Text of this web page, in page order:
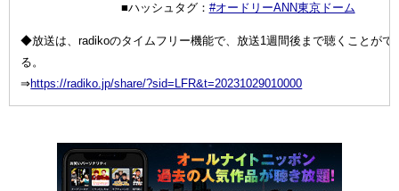
■ハッシュタグ： #オードリーANN東京ドーム
◆放送は、radikoのタイムフリー機能で、放送1週間後まで聴くことがで
る。
⇒https://radiko.jp/share/?sid=LFR&t=20231029010000